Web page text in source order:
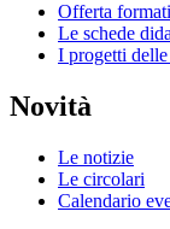
Offerta
Le schede
I progetti delle
Novità
Le notizie
Le circolari
Calendario